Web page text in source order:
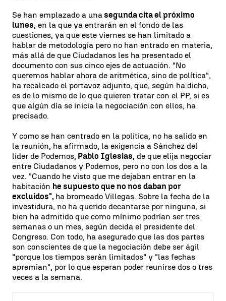
Se han emplazado a unasegunda cita el próximo
lunes, en la que ya entrarán en el fondo de las
cuestiones, ya que este viernes se han limitado a
hablar de metodología pero no han entrado en materia,
más allá de que Ciudadanos les ha presentado el
documento con sus cinco ejes de actuación. "No
queremos hablar ahora de aritmética, sino de política",
ha recalcado el portavoz adjunto, que, según ha dicho,
es de lo mismo de lo que quieren tratar con el PP, si es
que algún día se inicia la negociación con ellos, ha
precisado.
Y como se han centrado en la política, no ha salido en
la reunión, ha afirmado, la exigencia a Sánchez del
líder de Podemos, Pablo Iglesias, de que elija negociar
entre Ciudadanos y Podemos, pero no con los dos a la
vez. "Cuando he visto que me dejaban entrar en la
habitación he supuesto que no nos daban por
excluidos", ha bromeado Villegas. Sobre la fecha de la
investidura, no ha querido decantarse por ninguna, si
bien ha admitido que como mínimo podrían ser tres
semanas o un mes, según decida el presidente del
Congreso. Con todo, ha asegurado que las dos partes
son conscientes de que la negociación debe ser ágil
"porque los tiempos serán limitados" y "las fechas
apremian", por lo que esperan poder reunirse dos o tres
veces a la semana.